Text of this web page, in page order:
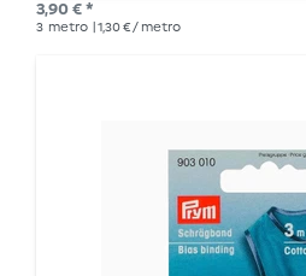
3,90 € *
3 metro | 1,30 € / metro